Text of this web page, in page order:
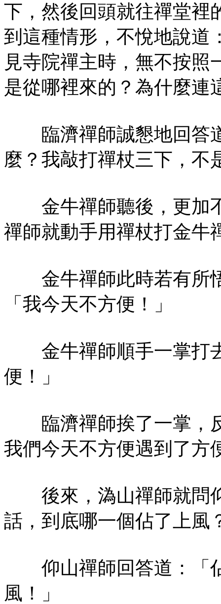
下，然後回頭就往禪堂裡
到這種情形，不悅地說道
見寺院禪主時，無不按
是從哪裡來的？為什麼連
臨濟禪師誠懇地回答
麼？我敲打禪杖三下，不
金牛禪師聽後，更加
禪師就動手用禪杖打金牛
金牛禪師此時若有所
「我今天不方便！」
金牛禪師順手一掌打
便！」
臨濟禪師挨了一掌，
我們今天不方便遇到了方
後來，溈山禪師就問
話，到底哪一個佔了上風
仰山禪師回答道：「
風！」